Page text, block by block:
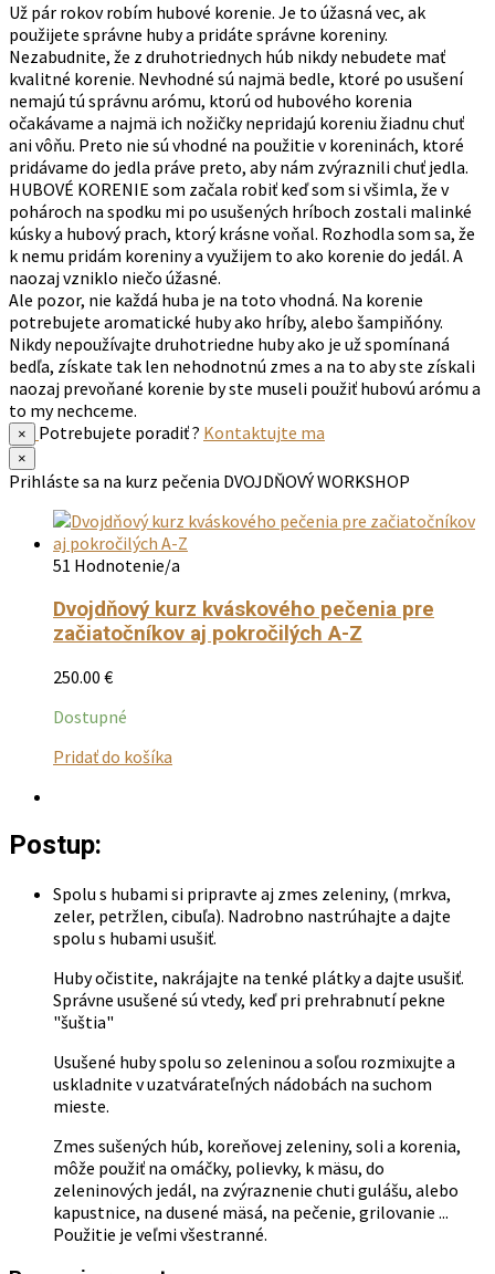
Už pár rokov robím hubové korenie. Je to úžasná vec, ak
použijete správne huby a pridáte správne koreniny.
Nezabudnite, že z druhotriednych húb nikdy nebudete mať
kvalitné korenie. Nevhodné sú najmä bedle, ktoré po usušení
nemajú tú správnu arómu, ktorú od hubového korenia
očakávame a najmä ich nožičky nepridajú koreniu žiadnu chuť
ani vôňu. Preto nie sú vhodné na použitie v koreninách, ktoré
pridávame do jedla práve preto, aby nám zvýraznili chuť jedla.
HUBOVÉ KORENIE som začala robiť keď som si všimla, že v
pohároch na spodku mi po usušených hríboch zostali malinké
kúsky a hubový prach, ktorý krásne voňal. Rozhodla som sa, že
k nemu pridám koreniny a využijem to ako korenie do jedál. A
naozaj vzniklo niečo úžasné.
Ale pozor, nie každá huba je na toto vhodná. Na korenie
potrebujete aromatické huby ako hríby, alebo šampiňóny.
Nikdy nepoužívajte druhotriedne huby ako je už spomínaná
bedľa, získate tak len nehodnotnú zmes a na to aby ste získali
naozaj prevoňané korenie by ste museli použiť hubovú arómu a
to my nechceme.
× Potrebujete poradiť ? Kontaktujte ma
×
Prihláste sa na kurz pečenia DVOJDŇOVÝ WORKSHOP
51 Hodnotenie/a
Dvojdňový kurz kváskového pečenia pre
začiatočníkov aj pokročilých A-Z
250.00 €
Dostupné
Pridať do košíka
si
môžete
vybrať
stránke
produktu.
Postup:
Spolu s hubami si pripravte aj zmes zeleniny, (mrkva,
zeler, petržlen, cibuľa). Nadrobno nastrúhajte a dajte
spolu s hubami usušiť.
Huby očistite, nakrájajte na tenké plátky a dajte usušiť.
Správne usušené sú vtedy, keď pri prehrabnutí pekne
"šuštia"
Usušené huby spolu so zeleninou a soľou rozmixujte a
uskladnite v uzatvárateľných nádobách na suchom
mieste.
Zmes sušených húb, koreňovej zeleniny, soli a korenia,
môže použiť na omáčky, polievky, k mäsu, do
zeleninových jedál, na zvýraznenie chuti gulášu, alebo
kapustnice, na dusené mäsá, na pečenie, grilovanie ...
Použitie je veľmi všestranné.